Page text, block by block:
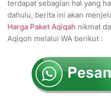
terdapat sebagian hal yang
dahulu, berita ini akan
Harga Paket Aqiqah nikmat
Aqiqoh melalui WA berikut :